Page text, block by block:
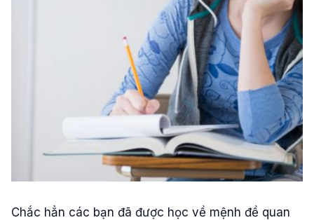
Chắc hẳn các bạn đã được học về mệnh đề quan